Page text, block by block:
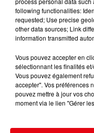
following functionalities:
requested; Use precise
other data sources; Link
information transmitted
Vous pouvez accepter en
sélectionnant les finalités
Vous pouvez également
accepter". Vos préférences
pouvez mettre à jour vos
moment via le lien "Gérer